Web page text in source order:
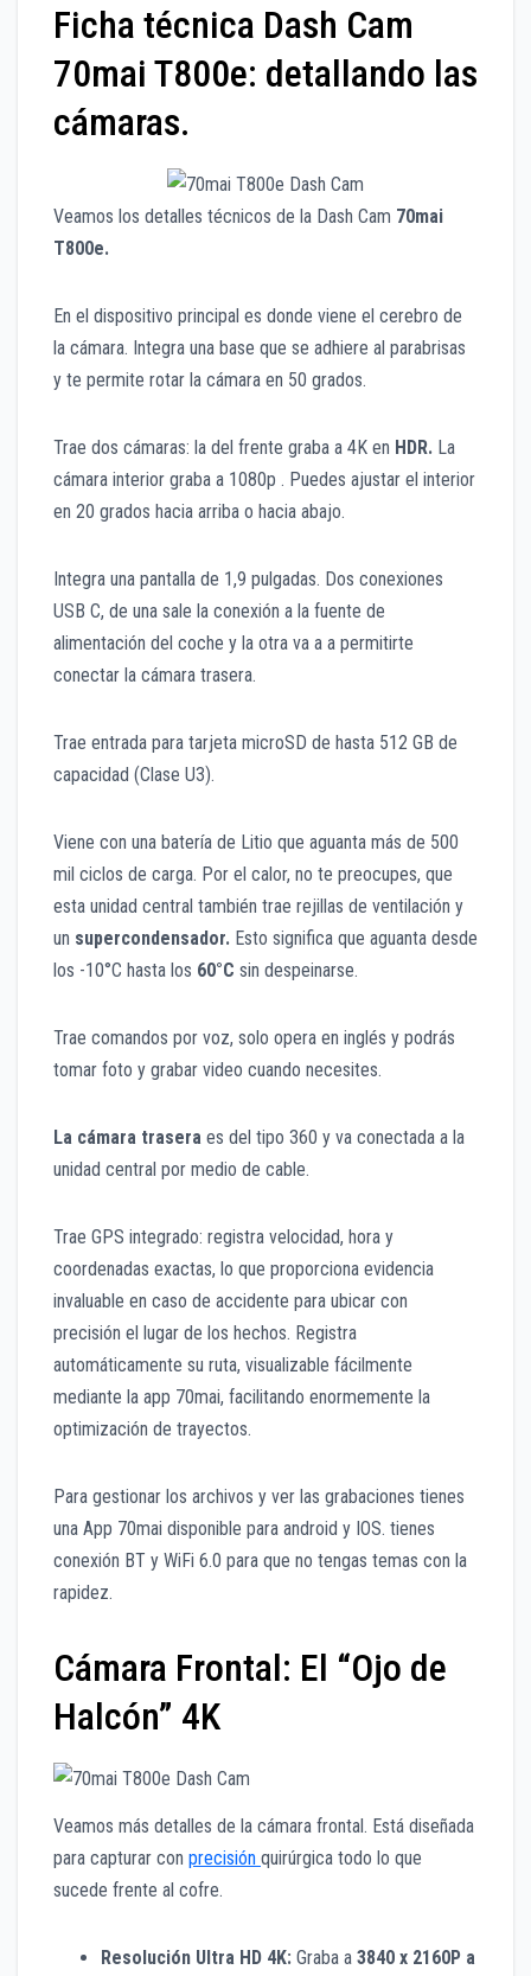
Ficha técnica Dash Cam
70mai T800e: detallando las
cámaras.
Veamos los detalles técnicos de la Dash Cam 70mai
T800e.
En el dispositivo principal es donde viene el cerebro de
la cámara. Integra una base que se adhiere al parabrisas
y te permite rotar la cámara en 50 grados.
Trae dos cámaras: la del frente graba a 4K en HDR. La
cámara interior graba a 1080p . Puedes ajustar el interior
en 20 grados hacia arriba o hacia abajo.
Integra una pantalla de 1,9 pulgadas. Dos conexiones
USB C, de una sale la conexión a la fuente de
alimentación del coche y la otra va a a permitirte
conectar la cámara trasera.
Trae entrada para tarjeta microSD de hasta 512 GB de
capacidad (Clase U3).
Viene con una batería de Litio que aguanta más de 500
mil ciclos de carga. Por el calor, no te preocupes, que
esta unidad central también trae rejillas de ventilación y
un supercondensador. Esto significa que aguanta desde
los -10°C hasta los 60°C sin despeinarse.
Trae comandos por voz, solo opera en inglés y podrás
tomar foto y grabar video cuando necesites.
La cámara trasera es del tipo 360 y va conectada a la
unidad central por medio de cable.
Trae GPS integrado: registra velocidad, hora y
coordenadas exactas, lo que proporciona evidencia
invaluable en caso de accidente para ubicar con
precisión el lugar de los hechos. Registra
automáticamente su ruta, visualizable fácilmente
mediante la app 70mai, facilitando enormemente la
optimización de trayectos.
Para gestionar los archivos y ver las grabaciones tienes
una App 70mai disponible para android y IOS. tienes
conexión BT y WiFi 6.0 para que no tengas temas con la
rapidez.
Cámara Frontal: El “Ojo de
Halcón” 4K
Veamos más detalles de la cámara frontal. Está diseñada
para capturar con precisión quirúrgica todo lo que
sucede frente al cofre.
Resolución Ultra HD 4K: Graba a 3840 x 2160P a